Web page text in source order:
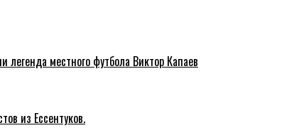
легенда местного футбола Виктор Капаев
из Ессентуков.